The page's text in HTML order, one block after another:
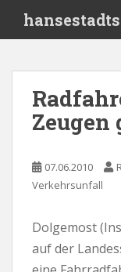
i
Zeugen
07.06.2010
Verkehrsunfall
Dolgemost
auf der